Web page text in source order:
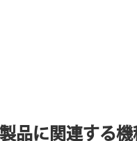
品に関連する機